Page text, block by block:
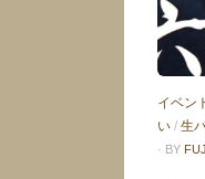
イベン
い / 生
· BY